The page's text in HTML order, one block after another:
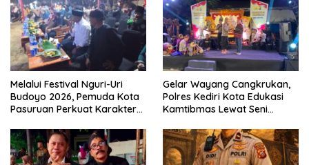
Melalui Festival Nguri-Uri
Budoyo 2026, Pemuda Kota
Pasuruan Perkuat Karakter
Narkoba
Gelar Wayang Cangkrukan,
Polres Kediri Kota Edukasi
Kamtibmas Lewat Seni